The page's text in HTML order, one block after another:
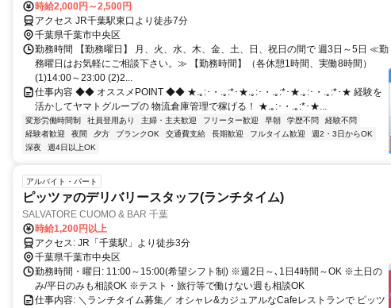
時給2,000円～2,500円
アクセス JR千葉駅東口より徒歩7分
千葉県千葉市中央区
勤務時間 【勤務曜日】 月、火、水、木、金、土、日、祝日の間で 週3日～5日 ≪勤
務曜日はお気軽にご相談下さい。≫ 【勤務時間】（各休憩1時間、実働8時間）
(1)14:00～23:00 (2)2...
仕事内容 ◆◆ オススメPOINT ◆◆ ★.｡:･・.｡:*･★.｡:･・.｡:*･★.｡:･・.｡:*･★ 経験を
活かしてヤマトグループの 物流倉庫管理で稼げる！ ★.｡:･・.｡:*･★...
変形労働時間制 社員登用あり 主婦・主夫歓迎 フリーター歓迎 早朝 学歴不問
経験不問
経験者歓迎
夜間 夕方 ブランクOK 交通費支給 長期歓迎 フルタイム歓迎
週2・3日からOK
深夜
週4日以上OK
アルバイト・パート
ピッツァのデリバリースタッフ(ランチタイム)
SALVATORE CUOMO & BAR 千葉
時給1,200円以上
アクセス: JR「千葉駅」より徒歩3分
千葉県千葉市中央区
勤務時間・曜日: 11:00～15:00(希望シフト制) ※週2日～､1日4時間～OK ※土日の
み/平日のみも相談OK ※テスト・旅行等で働けない週も相談OK
仕事内容: ＼ランチタイム募集／ オシャレ&カジュアルなCafeレストランで ピッツ